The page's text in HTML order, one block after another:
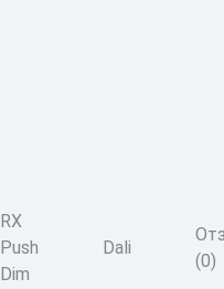
RX
Push
Dim
Dali
(0)